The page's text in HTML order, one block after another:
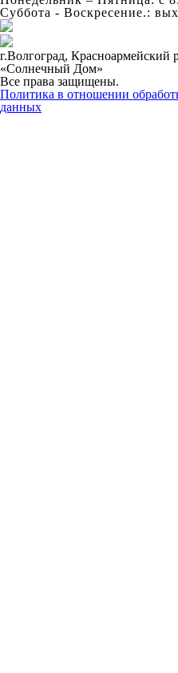
Суббота - Воскресение.:
г.Волгоград, Красноармейский
«Солнечный Дом»
Все права защищены.
Политика в отношении
данных